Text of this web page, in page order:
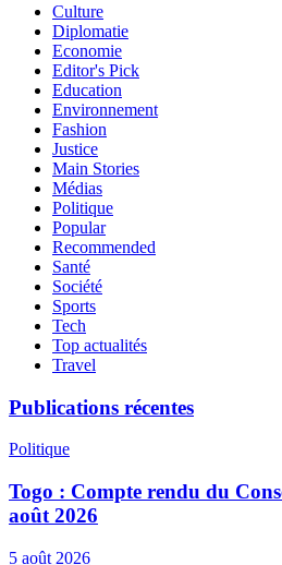
Culture
Diplomatie
Economie
Editor's Pick
Education
Environnement
Fashion
Justice
Main Stories
Médias
Politique
Popular
Recommended
Santé
Société
Sports
Tech
Top actualités
Travel
Publications récentes
Politique
Togo : Compte rendu du
août 2026
5 août 2026